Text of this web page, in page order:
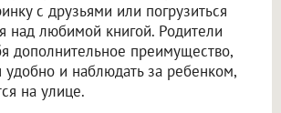
с друзьями или погрузиться
над любимой книгой. Родители
дополнительное преимущество,
удобно и наблюдать за ребенком,
на улице.